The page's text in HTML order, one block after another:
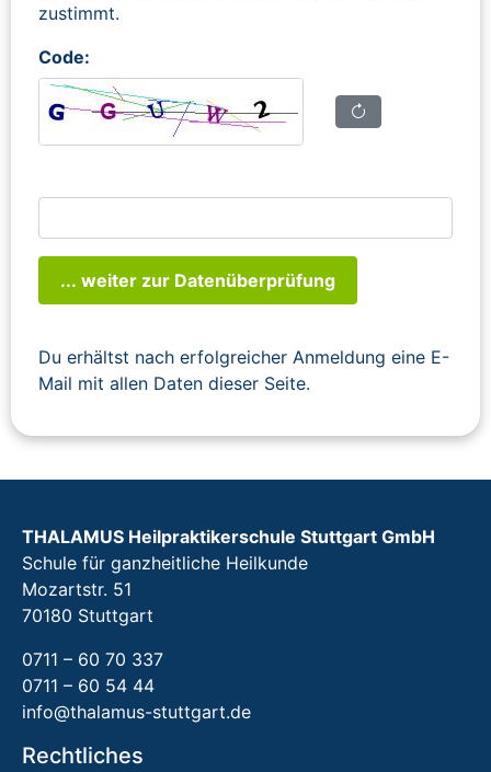
zustimmt.
Code:
... weiter zur Datenüberprüfung
Du erhältst nach erfolgreicher Anmeldung eine E-
Mail mit allen Daten dieser Seite.
THALAMUS Heilpraktikerschule Stuttgart GmbH
Schule für ganzheitliche Heilkunde
Mozartstr. 51
70180 Stuttgart
0711 – 60 70 337
0711 – 60 54 44
info@thalamus-stuttgart.de
Rechtliches